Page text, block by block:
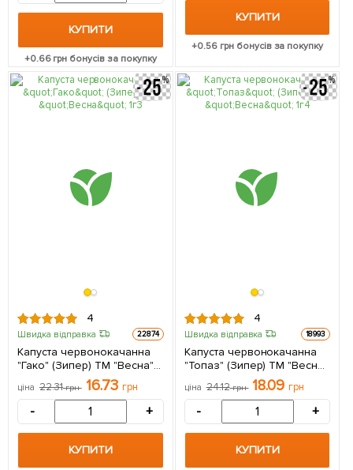
КУПИТИ
+0.66грн бонусів за покупку
КУПИТИ
+0.56грн бонусів за покупку
4
Швидка відправка 22874
Капуста червонокачанна
"Гако" (Зипер) ТМ "Весна"
ціна 22.31грн 16.73 грн
- +
КУПИТИ
4
Швидка відправка 18993
Капуста червонокачанна
"Топаз" (Зипер) ТМ "Весна"
ціна 24.12грн 18.09 грн
- +
КУПИТИ